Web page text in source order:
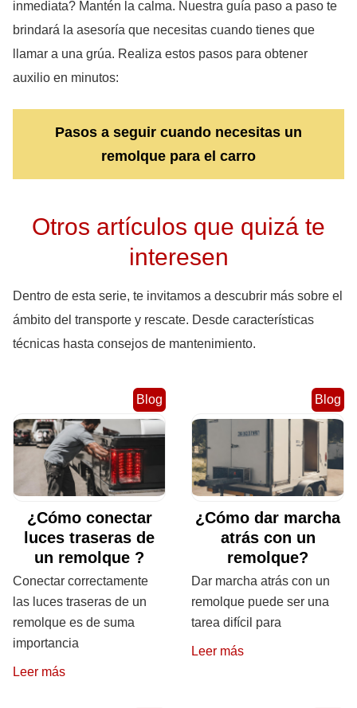
inmediata? Mantén la calma. Nuestra guía paso a paso te
brindará la asesoría que necesitas cuando tienes que
llamar a una grúa. Realiza estos pasos para obtener
auxilio en minutos:
Pasos a seguir cuando necesitas un
remolque para el carro
Otros artículos que quizá te
interesen
Dentro de esta serie, te invitamos a descubrir más sobre el
ámbito del transporte y rescate. Desde características
técnicas hasta consejos de mantenimiento.
Blog
¿Cómo conectar
luces traseras de
un remolque ?
Conectar correctamente
las luces traseras de un
remolque es de suma
importancia
Leer más
Blog
¿Cómo dar marcha
atrás con un
remolque?
Dar marcha atrás con un
remolque puede ser una
tarea difícil para
Leer más